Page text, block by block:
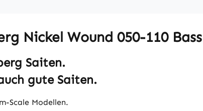
Nickel Wound 050-110
Saiten.
gute Saiten.
Scale Modellen.